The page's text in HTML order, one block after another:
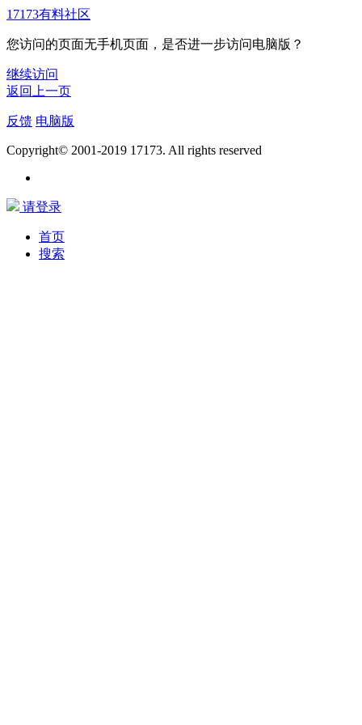
17173有料社区
您访问的页面无手机页面，是否进一步访问电脑版？
继续访问
返回上一页
反馈 电脑版
Copyright© 2001-2019 17173. All rights reserved
请登录
首页
搜索